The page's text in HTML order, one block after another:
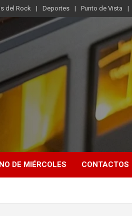
del Rock Deportes Punto de Vista
DE MIÉRCOLES CONTACTOS